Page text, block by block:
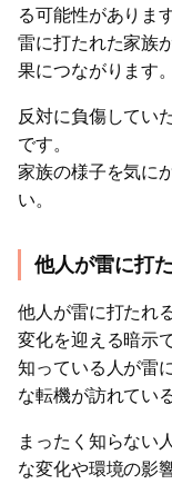
る可能性があります
雷に打たれた家族
果につながります。
反対に負傷してい
です。
家族の様子を気に
い。
他人が雷に打
他人が雷に打たれ
変化を迎える暗示で
知っている人が雷
な転機が訪れてい
まったく知らない
な変化や環境の影